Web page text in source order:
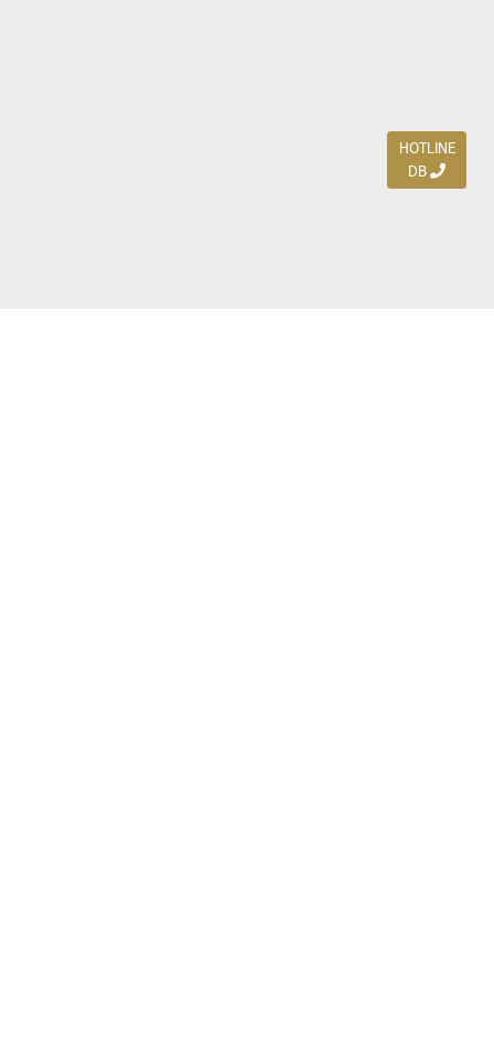
HOTLINE
DB